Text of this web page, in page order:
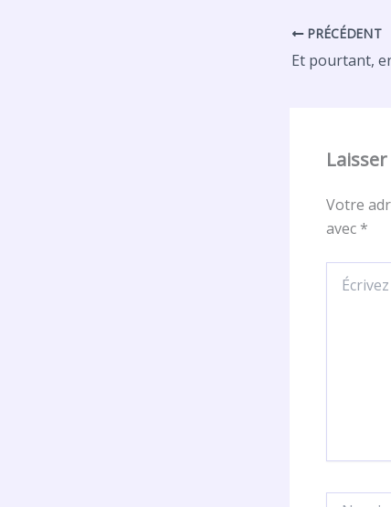
PRÉCÉDENT
Et pourtant,
Votre
avec *
ici…